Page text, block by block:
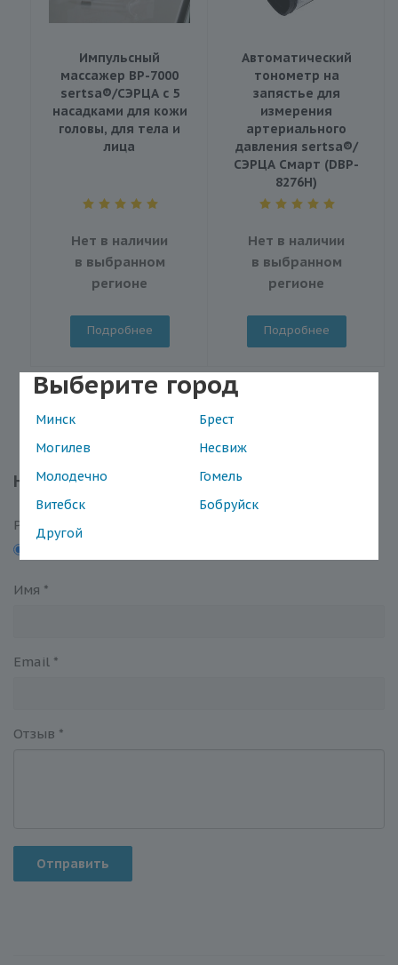
Выберите город
Минск
Брест
Могилев
Несвиж
Молодечно
Гомель
Витебск
Бобруйск
Другой
Импульсный
массажер BP-7000
sertsa®/СЭРЦА с 5
насадками для кожи
головы, для тела и
лица
Нет в наличии
в выбранном
регионе
Подробнее
Автоматический
тонометр на
запястье для
измерения
артериального
давления sertsa®/
СЭРЦА Смарт (DBP-
8276H)
Нет в наличии
в выбранном
регионе
Подробнее
Написать отзыв
Рейтинг
Имя *
Email *
Отзыв *
Отправить